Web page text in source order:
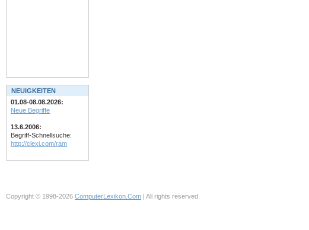
NEUIGKEITEN
01.08-08.08.2026:
Neue Begriffe
13.6.2006:
Begriff-Schnellsuche:
http://clexi.com/ram
Copyright © 1998-2026 ComputerLexikon.Com | All rights reserved.